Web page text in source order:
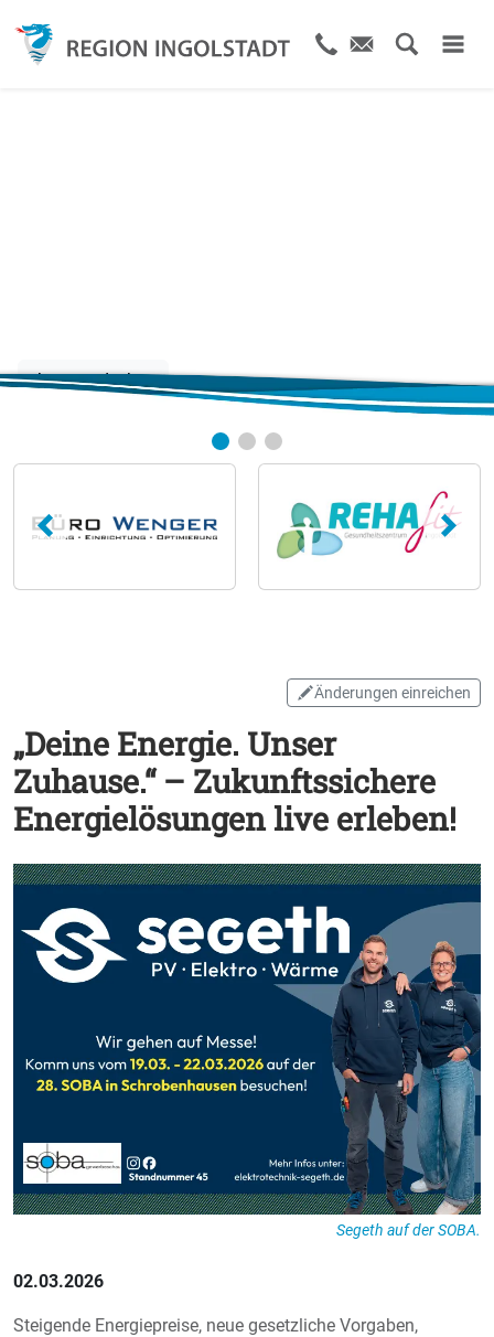
Jetzt entdecken
Änderungen einreichen
„Deine Energie. Unser
Zuhause.“ – Zukunftssichere
Energielösungen live erleben!
Segeth auf der SOBA.
02.03.2026
Steigende Energiepreise, neue gesetzliche Vorgaben,